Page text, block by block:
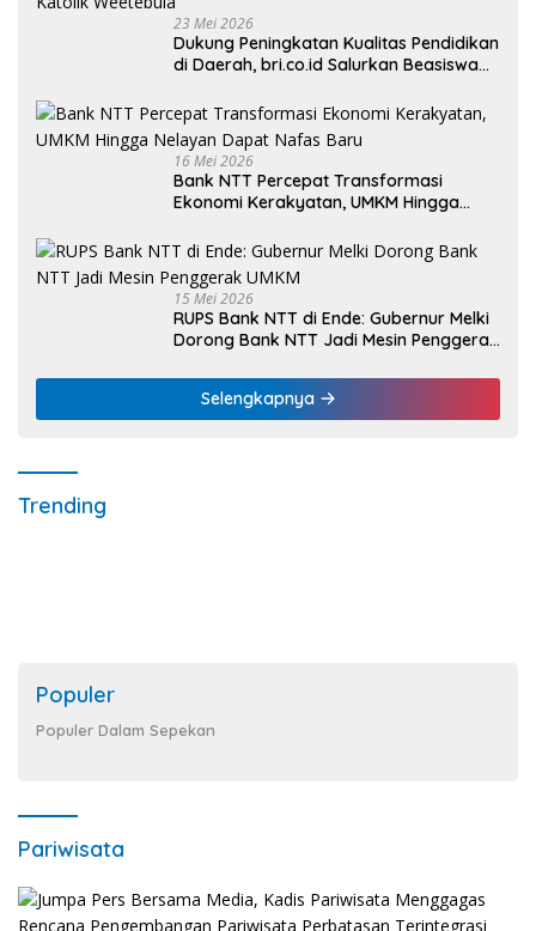
23 Mei 2026
Dukung Peningkatan Kualitas Pendidikan
di Daerah, bri.co.id Salurkan Beasiswa
Weetebula
16 Mei 2026
Bank NTT Percepat Transformasi
Ekonomi Kerakyatan, UMKM Hingga
15 Mei 2026
RUPS Bank NTT di Ende: Gubernur Melki
Dorong Bank NTT Jadi Mesin Penggerak
Selengkapnya
Trending
Populer
Populer Dalam Sepekan
Pariwisata